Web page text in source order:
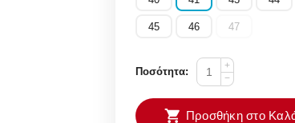
45 46 47
Ποσότητα:
+
−
Προσθήκη στο